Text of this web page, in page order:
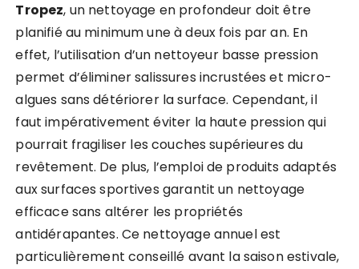
Tropez, un nettoyage en profondeur doit être
planifié au minimum une à deux fois par an. En
effet, l’utilisation d’un nettoyeur basse pression
permet d’éliminer salissures incrustées et micro-
algues sans détériorer la surface. Cependant, il
faut impérativement éviter la haute pression qui
pourrait fragiliser les couches supérieures du
revêtement. De plus, l’emploi de produits adaptés
aux surfaces sportives garantit un nettoyage
efficace sans altérer les propriétés
antidérapantes. Ce nettoyage annuel est
particulièrement conseillé avant la saison estivale,